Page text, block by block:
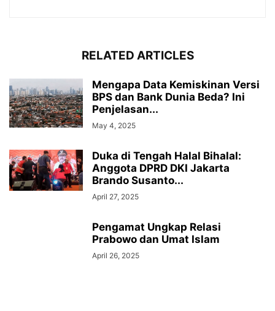
RELATED ARTICLES
Mengapa Data Kemiskinan Versi
BPS dan Bank Dunia Beda? Ini
Penjelasan...
May 4, 2025
Duka di Tengah Halal Bihalal:
Anggota DPRD DKI Jakarta
Brando Susanto...
April 27, 2025
Pengamat Ungkap Relasi
Prabowo dan Umat Islam
April 26, 2025